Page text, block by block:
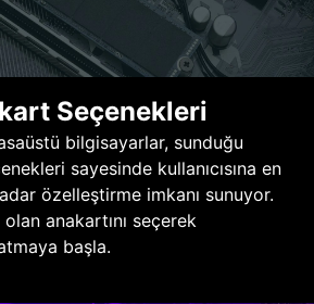
Seçenekleri
bilgisayarlar, sunduğu
sayesinde kullanıcısına en
özelleştirme imkanı sunuyor.
anakartını seçerek
başla.